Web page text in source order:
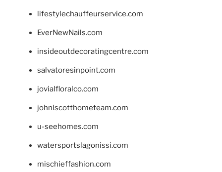
lifestylechauffeurservice.com
EverNewNails.com
insideoutdecoratingcentre.com
salvatoresinpoint.com
jovialfloralco.com
johnlscotthometeam.com
u-seehomes.com
watersportslagonissi.com
mischieffashion.com